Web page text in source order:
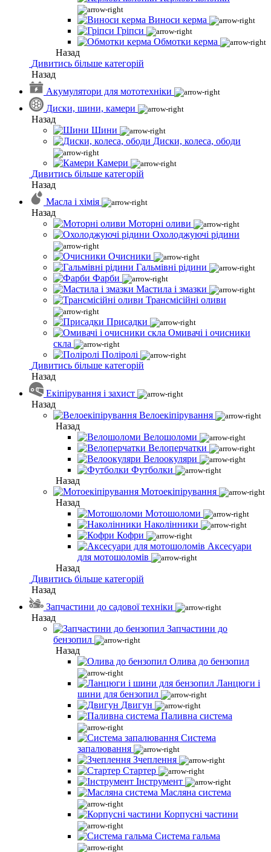
Виноси керма
Гріпси
Обмотки керма
Назад
Дивитись більше категорій
Назад
Акумулятори для мототехніки
Диски, шини, камери
Назад
Шини
Диски, колеса, ободи
Камери
Дивитись більше категорій
Назад
Масла і хімія
Назад
Моторні оливи
Охолоджуючі рідини
Очисники
Гальмівні рідини
Фарби
Мастила і змазки
Трансмісійні оливи
Присадки
Омивачі і очисники
скла
Поліролі
Дивитись більше категорій
Назад
Екіпірування і захист
Назад
Велоекіпірування
Назад
Велошоломи
Велоперчатки
Велоокуляри
Футболки
Назад
Мотоекіпірування
Назад
Мотошоломи
Наколінники
Кофри
Аксесуари
для мотошоломів
Назад
Дивитись більше категорій
Назад
Запчастини до садової техніки
Назад
Запчастини до
бензопил
Назад
Олива до бензопил
Ланцюги і
шини для бензопил
Двигун
Паливна система
Система
запалювання
Зчеплення
Стартер
Інструмент
Масляна система
Корпусні частини
Система гальма